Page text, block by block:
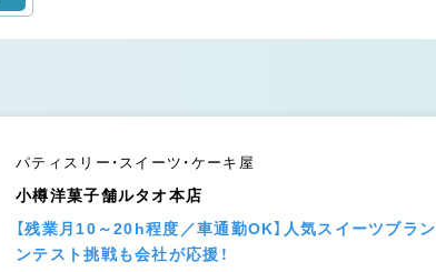
パティスリー・スイーツ・ケーキ屋
小樽洋菓子舗ルタオ本店
【残業月10～20h程度／車通勤OK】人気スイーツブ
ンテスト挑戦も会社が応援！